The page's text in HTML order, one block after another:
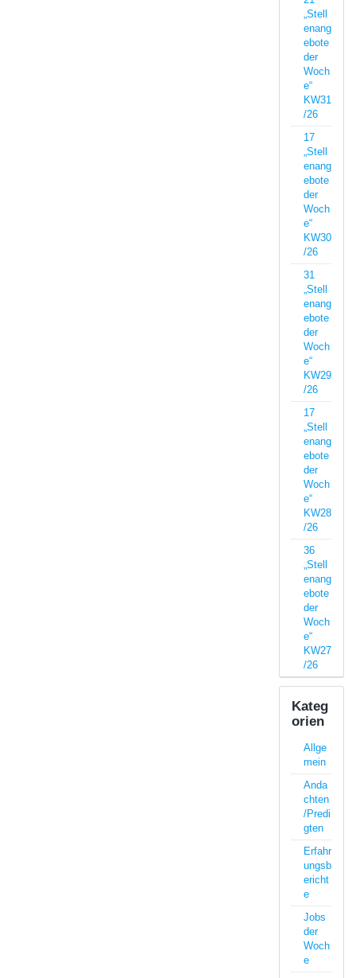
„Stell
enang
ebote
der
Woch
e“
KW31
/26
17
„Stell
enang
ebote
der
Woch
e“
KW30
/26
31
„Stell
enang
ebote
der
Woch
e“
KW29
/26
17
„Stell
enang
ebote
der
Woch
e“
KW28
/26
36
„Stell
enang
ebote
der
Woch
e“
KW27
/26
Kateg
orien
Allge
mein
Anda
chten
/Predi
gten
Erfahr
ungsb
ericht
e
Jobs
der
Woch
e